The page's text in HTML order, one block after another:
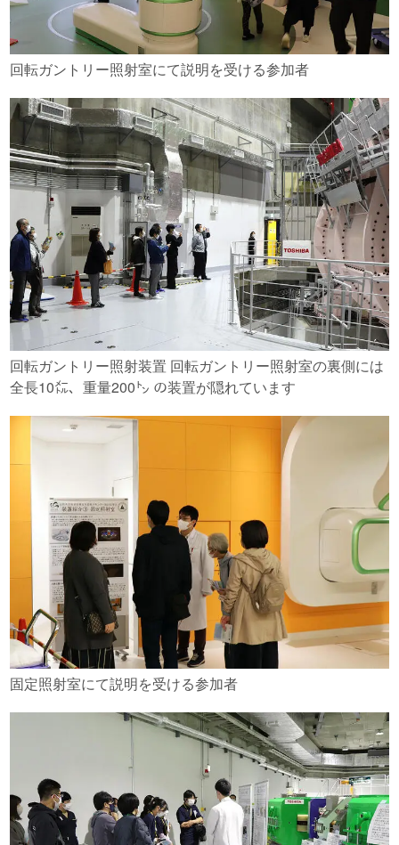
回転ガントリー照射室にて説明を受ける参加者
回転ガントリー照射装置 回転ガントリー照射室の裏側には
全長10㍍、重量200㌧ の装置が隠れています
固定照射室にて説明を受ける参加者